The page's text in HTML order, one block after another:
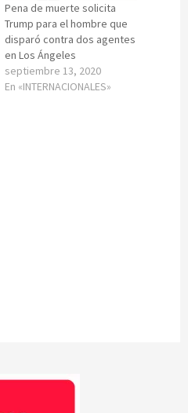
Pena de muerte solicita
Trump para el hombre que
disparó contra dos agentes
en Los Ángeles
septiembre 13, 2020
En «INTERNACIONALES»